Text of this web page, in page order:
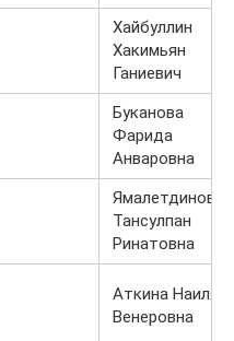
Хайбуллин
Хакимьян
Ганиевич
Буканова
Фарида
Анваровна
Ямалетдинова
Тансулпан
Ринатовна
Аткина Наиля
Венеровна